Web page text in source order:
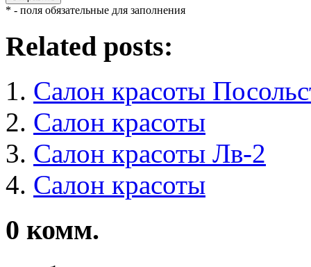
* - поля обязательные для заполнения
Related posts:
Салон красоты
Салон красоты
Салон красоты Лв-2
Салон красоты
0 комм.